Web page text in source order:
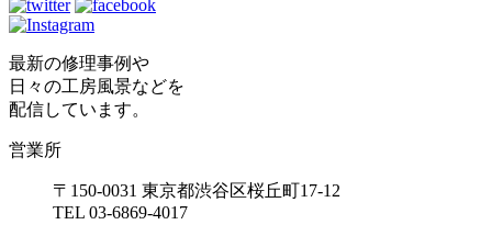
最新の修理事例や
日々の工房風景などを
配信しています。
営業所
〒150-0031 東京都渋谷区桜丘町17-12
TEL 03-6869-4017